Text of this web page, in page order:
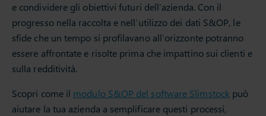
e condividere gli obiettivi futuri dell’azienda. Con il
progresso nella raccolta e nell’utilizzo dei dati S&OP, le
sfide che un tempo si profilavano all’orizzonte potranno
essere affrontate e risolte prima che impattino sui clienti e
sulla redditività.
Scopri come il modulo S&OP del software Slimstock può
aiutare la tua azienda a semplificare questi processi,